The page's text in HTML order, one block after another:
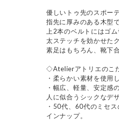
優しいトゥ先のスポー
指先に厚みのある木型
上2本のベルトにはゴ
太ステッチを効かせた
素足はもちろん、靴下
◇Atelierアトリエのこ
・柔らかい素材を使用
・幅広、軽量、安定感
人に似合うシックなデ
・50代、60代のミセ
インナップ。